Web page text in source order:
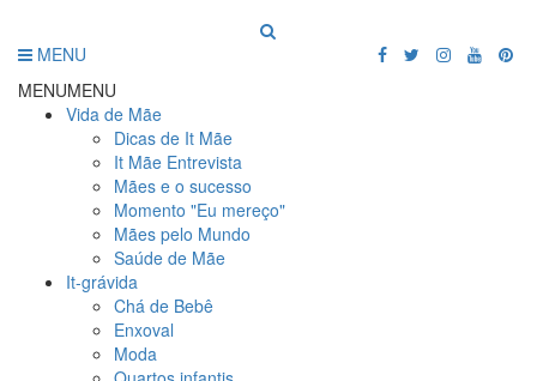
MENU
MENUMENU
Vida de Mãe
Dicas de It Mãe
It Mãe Entrevista
Mães e o sucesso
Momento "Eu mereço"
Mães pelo Mundo
Saúde de Mãe
It-grávida
Chá de Bebê
Enxoval
Moda